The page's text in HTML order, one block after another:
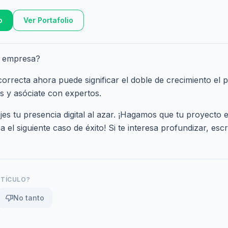
Ver Portafolio
ahora puede significar el doble de crecimiento el
y asóciate con expertos.
tu presencia digital al azar. ¡Hagamos que tu proyecto
el siguiente caso de éxito! Si te interesa profundizar,
thumb_downNo tanto